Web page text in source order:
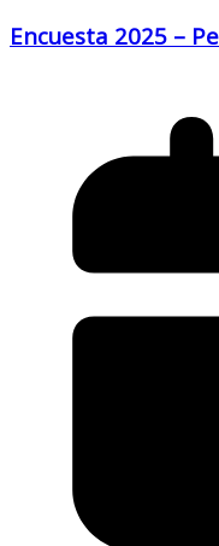
Encuesta 2025 –